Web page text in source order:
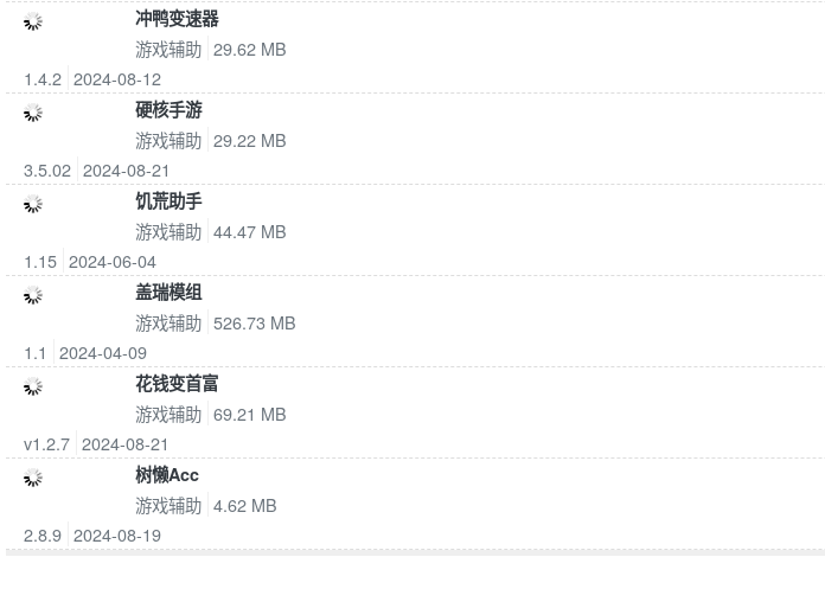
冲鸭变速器
游戏辅助 29.62 MB
1.4.2 2024-08-12
硬核手游
游戏辅助 29.22 MB
3.5.02 2024-08-21
饥荒助手
游戏辅助 44.47 MB
1.15 2024-06-04
盖瑞模组
游戏辅助 526.73 MB
1.1
2024-04-09
花钱变首富
游戏辅助 69.21 MB
v1.2.7 2024-08-21
树懒Acc
游戏辅助 4.62 MB
2.8.9 2024-08-19